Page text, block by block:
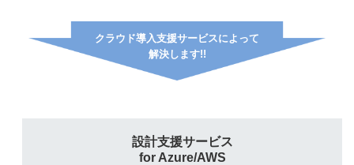
クラウド導入支援サービスによって
解決します!!
設計支援サービス
for Azure/AWS